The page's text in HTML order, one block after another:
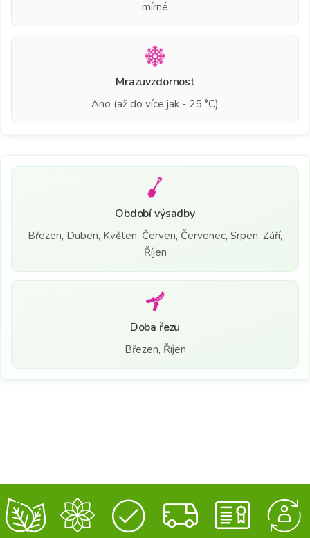
mírné
Mrazuvzdornost
Ano (až do více jak - 25 °C)
Období výsadby
Březen, Duben, Květen, Červen, Červenec, Srpen, Září,
Říjen
Doba řezu
Březen, Říjen